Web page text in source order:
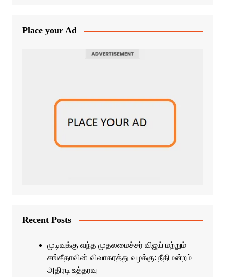
Place your Ad
Recent Posts
முடிவுக்கு வந்த முதலமைச்சர் விஜய் மற்றும்
சங்கீதாவின் விவாகரத்து வழக்கு: நீதிமன்றம்
அதிரடி உத்தரவு